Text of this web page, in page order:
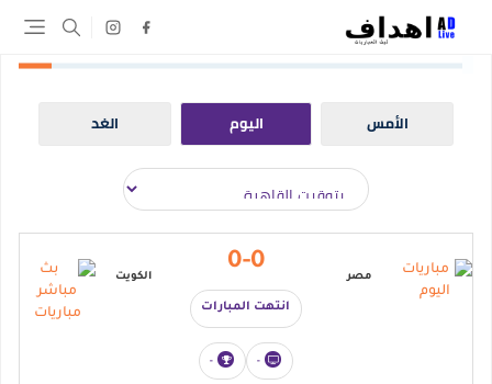
الأمس اليوم الغد
مصر
0-0
انتهت المبارات
-
-
الكويت